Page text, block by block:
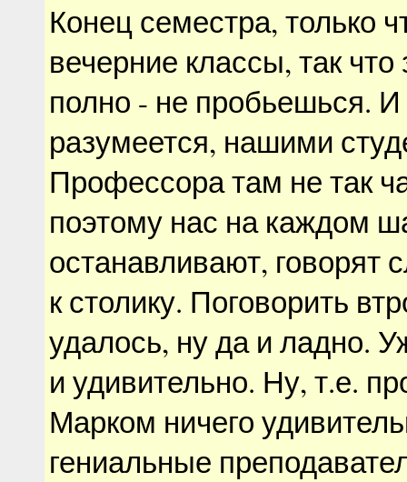
Конец семестра, только
вечерние классы, так
полно - не пробьешься.
разумеется, нашими
Профессора там не так
поэтому нас на каждом
останавливают, говорят
к столику. Поговорить
удалось, ну да и ладно.
и удивительно. Ну, т.е.
Марком ничего
гениальные